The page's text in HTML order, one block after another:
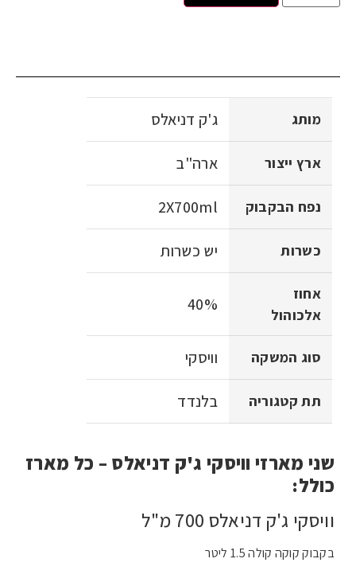
מותג ג'ק דניאלס
ארץ ייצור ארה"ב
נפח הבקבוק 2X700ml
כשרות יש כשרות
אחוז
אלכוהול
40%
סוג המשקה וויסקי
תת קטגוריה בלנדד
שני מארזי וויסקי ג'ק דניאלס – כל מארז
כולל:
וויסקי ג'ק דניאלס 700 מ"ל
בקבוק קוקה קולה 1.5 ליטר